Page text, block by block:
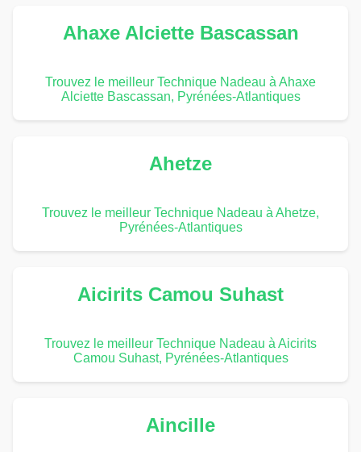
Ahaxe Alciette Bascassan
Trouvez le meilleur Technique Nadeau à Ahaxe
Alciette Bascassan, Pyrénées-Atlantiques
Ahetze
Trouvez le meilleur Technique Nadeau à Ahetze,
Pyrénées-Atlantiques
Aicirits Camou Suhast
Trouvez le meilleur Technique Nadeau à Aicirits
Camou Suhast, Pyrénées-Atlantiques
Aincille